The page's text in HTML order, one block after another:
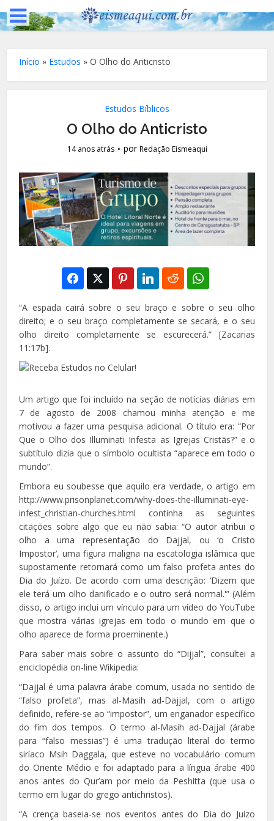
Início » Estudos »O Olho do Anticristo
Estudos Bíblicos
O Olho do Anticristo
14 anos atrás porRedação Eismeaqui
“A espada cairá sobre o seu braço e sobre o seu olho
direito; e o seu braço completamente se secará, e o seu
olho direito completamente se escurecerá.” [Zacarias
11:17b].
Um artigo que foi incluído na seção de notícias diárias em
7 de agosto de 2008 chamou minha atenção e me
motivou a fazer uma pesquisa adicional. O título era: “Por
Que o Olho dos Illuminati Infesta as Igrejas Cristãs?” e o
subtítulo dizia que o símbolo ocultista “aparece em todo o
mundo”.
Embora eu soubesse que aquilo era verdade, o artigo em
http://www.prisonplanet.com/why-does-the-illuminati-eye-
infest_christian-churches.html continha as seguintes
citações sobre algo que eu não sabia: “O autor atribui o
olho a uma representação do Dajjal, ou ‘o Cristo
Impostor’, uma figura maligna na escatologia islâmica que
supostamente retornará como um falso profeta antes do
Dia do Juízo. De acordo com uma descrição: ‘Dizem que
ele terá um olho danificado e o outro será normal.'” (Além
disso, o artigo inclui um vínculo para um vídeo do YouTube
que mostra várias igrejas em todo o mundo em que o
olho aparece de forma proeminente.)
Para saber mais sobre o assunto do “Dijjal”, consultei a
enciclopédia on-line Wikipedia:
“Dajjal é uma palavra árabe comum, usada no sentido de
“falso profeta”, mas al-Masih ad-Dajjal, com o artigo
definido, refere-se ao “impostor”, um enganador específico
do fim dos tempos. O termo al-Masih ad-Dajjal (árabe
para “falso messias”) é uma tradução literal do termo
siríaco Msih Daggala, que esteve no vocabulário comum
do Oriente Médio e foi adaptado para a língua árabe 400
anos antes do Qur’am por meio da Peshitta (que usa o
termo em lugar do grego antichristos).
“A crença baseia-se nos eventos antes do Dia do Juízo